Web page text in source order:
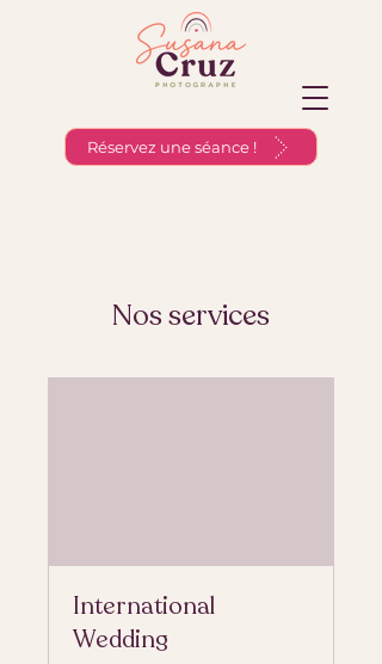
Réservez une séance !
Nos services
International
Wedding